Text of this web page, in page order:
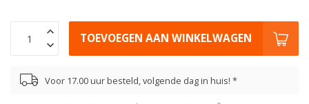
TOEVOEGEN AAN WINKELWAGEN
Voor 17.00 uur besteld, volgende dag in huis! *